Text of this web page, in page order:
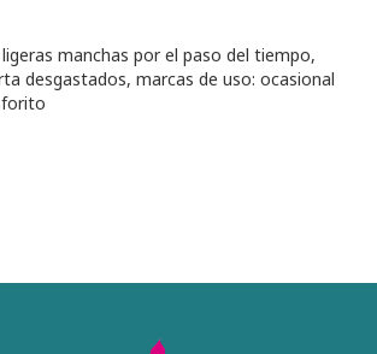
manchas por el paso del tiempo,
desgastados, marcas de uso: ocasional